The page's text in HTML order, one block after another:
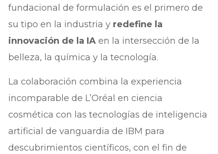
fundacional de formulación es el primero de
su tipo en la industria y redefine la
innovación de la IAen la intersección de la
belleza, la química y la tecnología.
La colaboración combina la experiencia
incomparable de L’Oréal en ciencia
cosmética con las tecnologías de inteligencia
artificial de vanguardia de IBM para
descubrimientos científicos, con el fin de